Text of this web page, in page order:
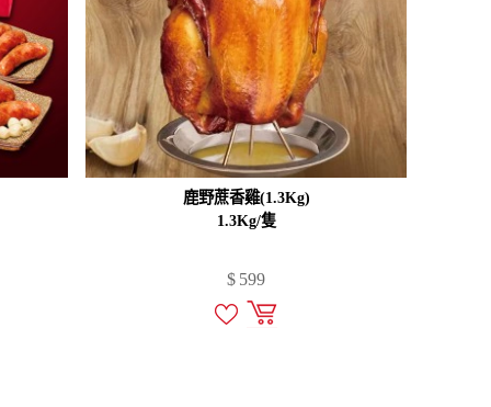
鹿野蔗香雞(1.3Kg)
1.3Kg/隻
$ 599